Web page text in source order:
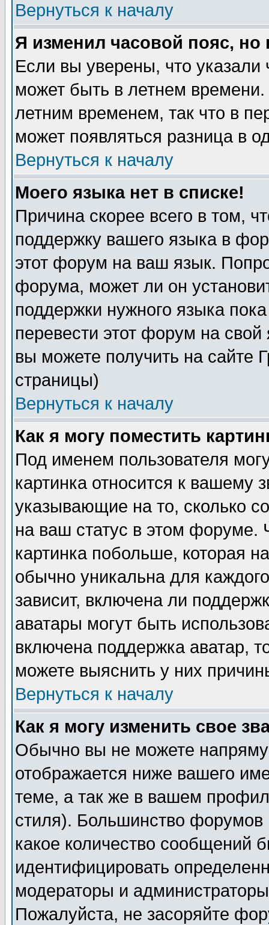
Вернуться к началу
Я изменил часовой пояс,
Если вы уверены, что указали
может быть в летнем
летним временем, так что в
может появляться разница в
Вернуться к началу
Моего языка нет в списке!
Причина скорее всего в том,
поддержку вашего языка в
этот форум на ваш язык.
форума, может ли он
поддержки нужного языка
перевести этот форум на
вы можете получить на сайте
страницы)
Вернуться к началу
Как я могу поместить
Под именем пользователя
картинка относится к вашему
указывающие на то, сколько
на ваш статус в этом форуме.
картинка побольше, которая
обычно уникальна для
зависит, включена ли
аватары могут быть
включена поддержка аватар,
можете выяснить у них
Вернуться к началу
Как я могу изменить свое
Обычно вы не можете
отображается ниже вашего
теме, а так же в вашем
стиля). Большинство форумов
какое количество сообщений
идентифицировать
модераторы и
Пожалуйста, не засоряйте